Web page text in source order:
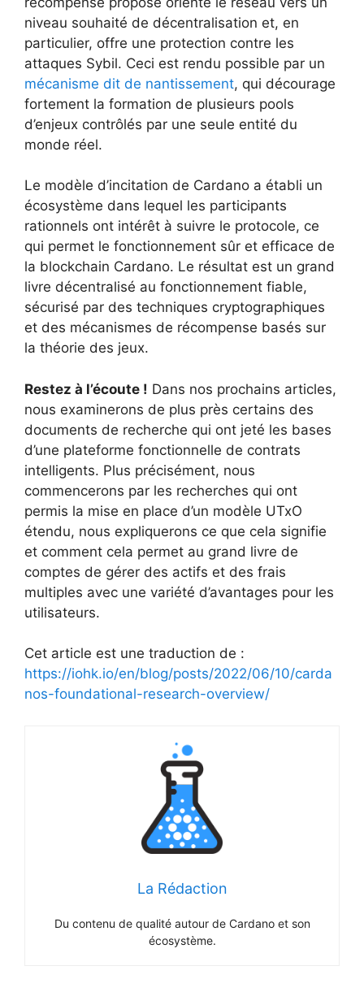
niveau souhaité de décentralisation et, en
particulier, offre une protection contre les
attaques Sybil. Ceci est rendu possible par un
mécanisme dit de nantissement, qui décourage
fortement la formation de plusieurs pools
d’enjeux contrôlés par une seule entité du
monde réel.
Le modèle d’incitation de Cardano a établi un
écosystème dans lequel les participants
rationnels ont intérêt à suivre le protocole, ce
qui permet le fonctionnement sûr et efficace de
la blockchain Cardano. Le résultat est un grand
livre décentralisé au fonctionnement fiable,
sécurisé par des techniques cryptographiques
et des mécanismes de récompense basés sur
la théorie des jeux.
Restez à l’écoute ! Dans nos prochains articles,
nous examinerons de plus près certains des
documents de recherche qui ont jeté les bases
d’une plateforme fonctionnelle de contrats
intelligents. Plus précisément, nous
commencerons par les recherches qui ont
permis la mise en place d’un modèle UTxO
étendu, nous expliquerons ce que cela signifie
et comment cela permet au grand livre de
comptes de gérer des actifs et des frais
multiples avec une variété d’avantages pour les
utilisateurs.
Cet article est une traduction de :
https://iohk.io/en/blog/posts/2022/06/10/carda
nos-foundational-research-overview/
La Rédaction
Du contenu de qualité autour de Cardano et son
écosystème.